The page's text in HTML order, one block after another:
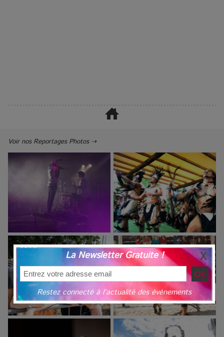
Voir nos Reportages Photos ⇢
La Newsletter Gratuite !
Restez connecté à l'actualité des événements